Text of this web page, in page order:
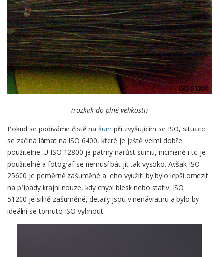
(rozklik do plné velikosti)
Pokud se podíváme čistě na šum při zvyšujícím se ISO, situace
se začíná lámat na ISO 6400, které je ještě velmi dobře
použitelné. U ISO 12800 je patrný nárůst šumu, nicméně i to je
použitelné a fotograf se nemusí bát jít tak vysoko. Avšak ISO
25600 je poměrně zašuměné a jeho využití by bylo lepší omezit
na případy krajní nouze, kdy chybí blesk nebo stativ. ISO
51200 je silně zašuměné, detaily jsou v nenávratnu a bylo by
ideální se tomuto ISO vyhnout.